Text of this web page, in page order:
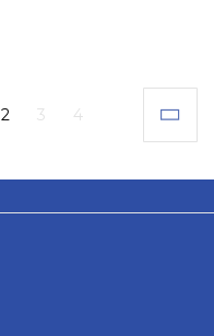
2 3 4